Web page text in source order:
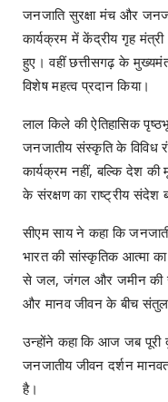
जनजाति सुरक्षा मंच और
कार्यक्रम में केंद्रीय गृह
हुए। वहीं छत्तीसगढ़ के
विशेष महत्व प्रदान किया।
लाल किले की ऐतिहासिक
जनजातीय संस्कृति के
कार्यक्रम नहीं, बल्कि देश
के संरक्षण का राष्ट्रीय संदेश
सीएम साय ने कहा कि
भारत की सांस्कृतिक आत्मा
से जल, जंगल और जमीन की
और मानव जीवन के बीच
उन्होंने कहा कि आज जब पूरी
जनजातीय जीवन दर्शन
है।